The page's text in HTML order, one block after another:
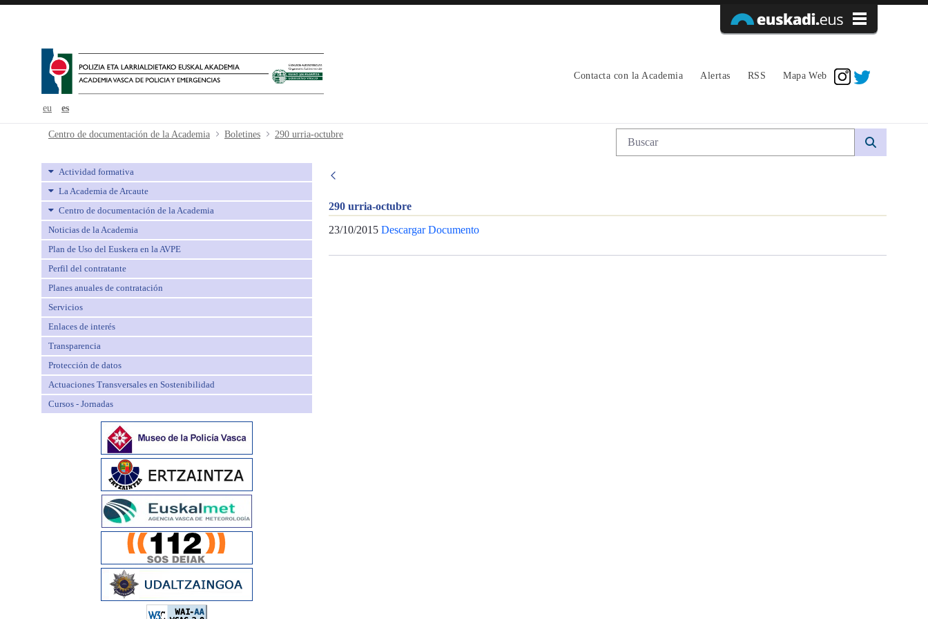
eu es
Contacta con la Academia Alertas RSS Mapa Web
290 urria-octubre - avpe
Centro de documentación de la Academia Boletines 290 urria-octubre Búsqueda web
Actividad formativa
La Academia de Arcaute
Centro de documentación de la Academia
Noticias de la Academia
Plan de Uso del Euskera en la AVPE
Perfil del contratante
Planes anuales de contratación
Servicios
Enlaces de interés
Transparencia
Protección de datos
Actuaciones Transversales en Sostenibilidad
Cursos - Jornadas
290 urria-octubre
23/10/2015 Descargar Documento